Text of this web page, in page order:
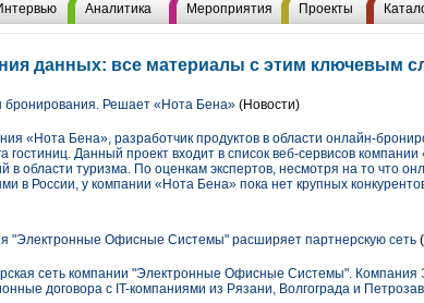
Аналитика Мероприятия Проекты
данных: все материалы с этим ключевым
бронирования. Решает «Нота Бена» (Новости)
«Нота Бена», разработчик продуктов в области онлайн-
гостиниц. Данный проект входит в список веб-сервисов
в области туризма. По оценкам экспертов, несмотря на то что
в России, у компании «Нота Бена» пока нет крупных
"Электронные Офисные Системы" расширяет партнерскую сеть
сеть компании "Электронные Офисные Системы".
договора с IT-компаниями из Рязани, Волгограда и